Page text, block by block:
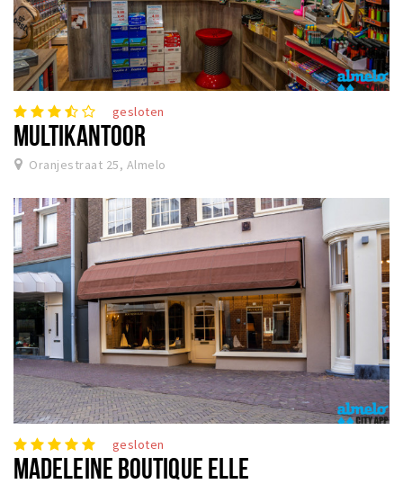
gesloten
MULTIKANTOOR
Oranjestraat 25, Almelo
gesloten
MADELEINE BOUTIQUE ELLE